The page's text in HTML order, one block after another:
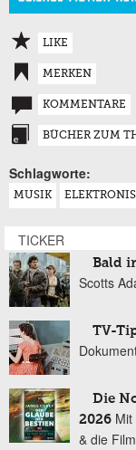
LIKE
MERKEN
KOMMENTARE
BÜCHER ZUM
Schlagworte:
MUSIK
TICKER
Bald
Scotts
TV-
Die
2026
& die